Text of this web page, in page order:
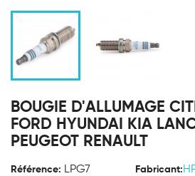
BOUGIE D'ALLUMAGE
FORD HYUNDAI KIA
PEUGEOT RENAULT
Référence: LPG7 Fabricant: